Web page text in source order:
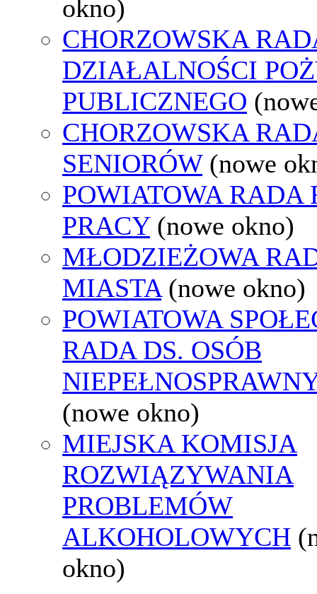
okno)
CHORZOWSKA
DZIAŁALNOŚCI
PUBLICZNEGO
CHORZOWSKA
SENIORÓW (nowe
POWIATOWA RADA
PRACY (nowe okno)
MŁODZIEŻOWA
MIASTA (nowe okno)
POWIATOWA
RADA DS. OSÓB
(nowe okno)
MIEJSKA KOMISJA
ROZWIĄZYWANIA
PROBLEMÓW
ALKOHOLOWYCH
okno)